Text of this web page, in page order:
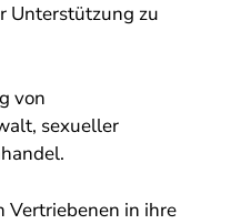
Unterstützung zu
von
sexueller
Vertriebenen in ihre